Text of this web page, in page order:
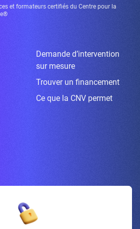
et formateurs certifiés du Centre pour la
Demande d’intervention
sur mesure
Trouver un financement
Ce que la CNV permet
vous à la newsletter